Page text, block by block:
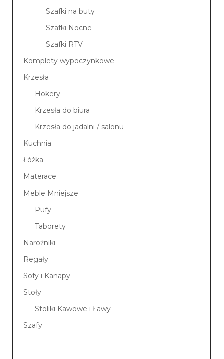
Szafki na buty
Szafki Nocne
Szafki RTV
Komplety wypoczynkowe
Krzesła
Hokery
Krzesła do biura
Krzesła do jadalni / salonu
Kuchnia
Łóżka
Materace
Meble Mniejsze
Pufy
Taborety
Narożniki
Regały
Sofy i Kanapy
Stoły
Stoliki Kawowe i Ławy
Szafy